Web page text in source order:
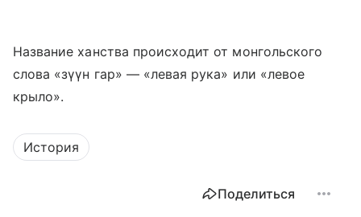
Название ханства происходит от монгольского
слова «зүүн гар» — «левая рука» или «левое
крыло».
История
Поделиться